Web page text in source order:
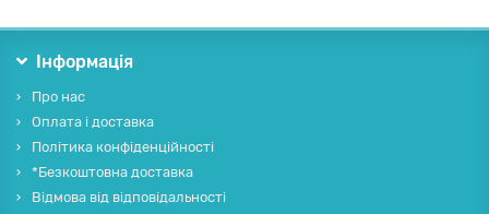
Інформація
Про нас
Оплата і доставка
Політика конфіденційності
*Безкоштовна доставка
Відмова від відповідальності